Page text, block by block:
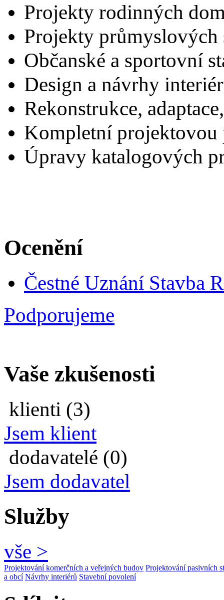
Projekty rodinných
Projekty průmyslových
Občanské a sportovní
Design a návrhy
Rekonstrukce,
Kompletní projektovou
Úpravy katalogových
Ocenění
Čestné Uznání Stavba
Podporujeme
Vaše zkušenosti
klienti (3)
Jsem klient
dodavatelé (0)
Jsem dodavatel
Služby
vše >
Projektování komerčních a veřejných budov Projektování pasivních
a obcí Návrhy interiérů Stavební povolení